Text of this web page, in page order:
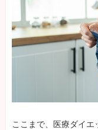
ここまで、医療ダイエ